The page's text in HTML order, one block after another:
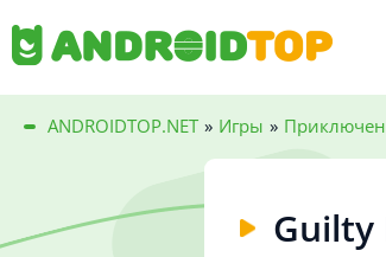
ANDROIDTOP.NET » Игры »
Guilty